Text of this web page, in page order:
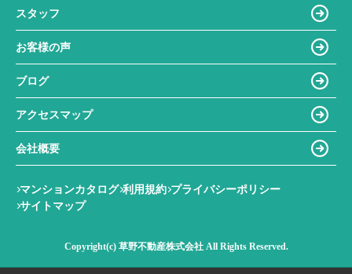
スタッフ
お客様の声
ブログ
アクセスマップ
会社概要
マンションカタログ 利用規約 プライバシーポリシー
サイトマップ
Copyright(c) 草野不動産株式会社 All Rights Reserved.